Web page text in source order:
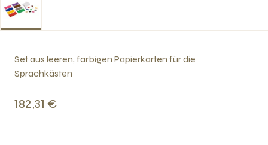
Set aus leeren, farbigen Papierkarten für die
Sprachkästen
182,31 €